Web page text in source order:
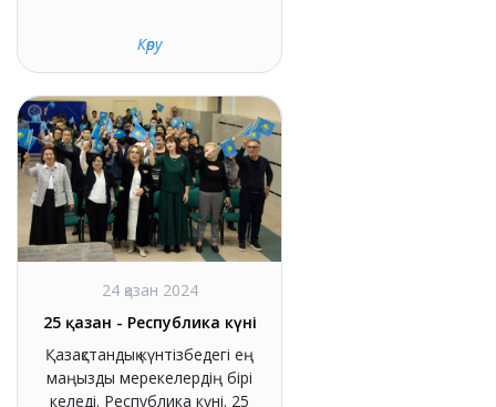
Көру
24 қазан 2024
25 қазан - Республика күні
Қазақстандық күнтізбедегі ең
маңызды мерекелердің бірі
келеді. Республика күні. 25